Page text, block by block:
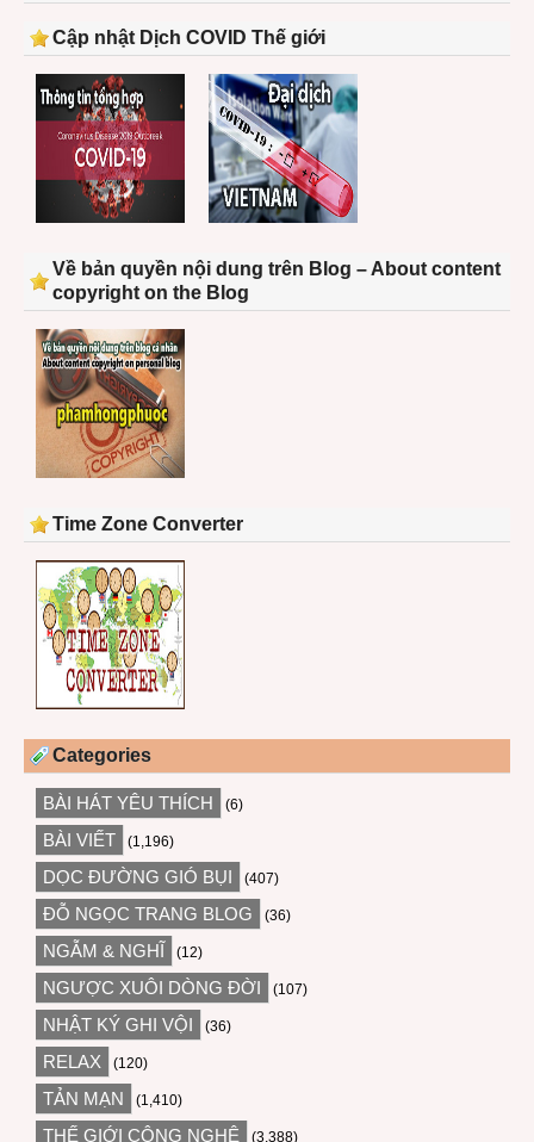
Cập nhật Dịch COVID Thế giới
Về bản quyền nội dung trên Blog – About content
copyright on the Blog
Time Zone Converter
Categories
BÀI HÁT YÊU THÍCH (6)
BÀI VIẾT (1,196)
DỌC ĐƯỜNG GIÓ BỤI (407)
ĐỖ NGỌC TRANG BLOG (36)
NGẪM & NGHĨ (12)
NGƯỢC XUÔI DÒNG ĐỜI (107)
NHẬT KÝ GHI VỘI (36)
RELAX (120)
TẢN MẠN (1,410)
THẾ GIỚI CÔNG NGHỆ (3,388)